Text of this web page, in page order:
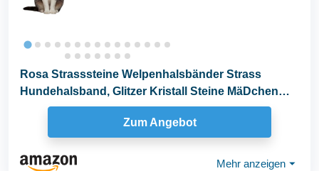
Rosa Strasssteine Welpenhalsbänder Strass
Hundehalsband, Glitzer Kristall Steine MäDchen
Halsband...
Zum Angebot
Mehr anzeigen ⏷